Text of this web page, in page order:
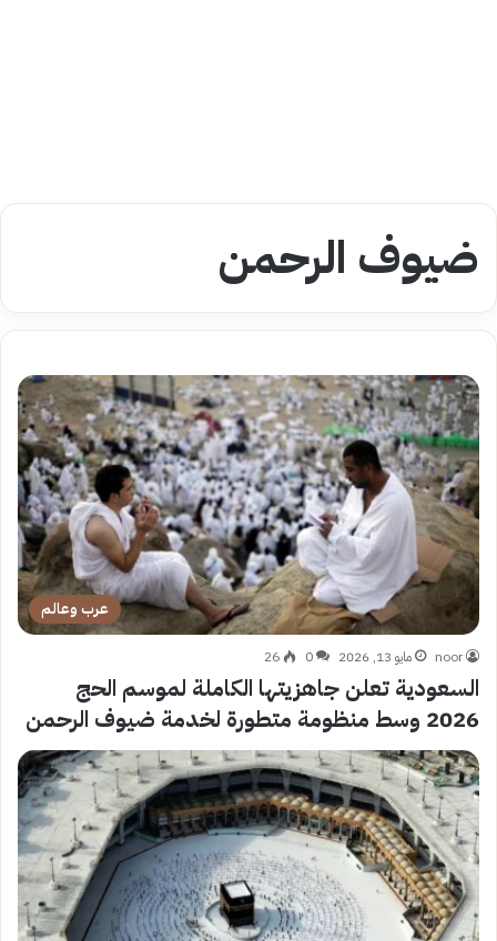
ضيوف الرحمن
عرب وعالم
noor مايو 13, 2026 0
26
السعودية تعلن جاهزيتها الكاملة لموسم الحج
2026 وسط منظومة متطورة لخدمة ضيوف الرحمن